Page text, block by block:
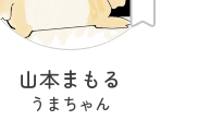
山本まもる
うまちゃん